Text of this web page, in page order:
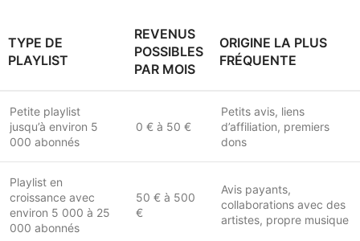
TYPE DE
PLAYLIST
REVENUS
POSSIBLES
PAR MOIS
ORIGINE LA PLUS
FRÉQUENTE
Petite playlist
jusqu’à environ 5
000 abonnés
0 € à 50 €
Petits avis, liens
d’affiliation, premiers
dons
Playlist en
croissance avec
environ 5 000 à 25
000 abonnés
50 € à 500
€
Avis payants,
collaborations avec des
artistes, propre musique